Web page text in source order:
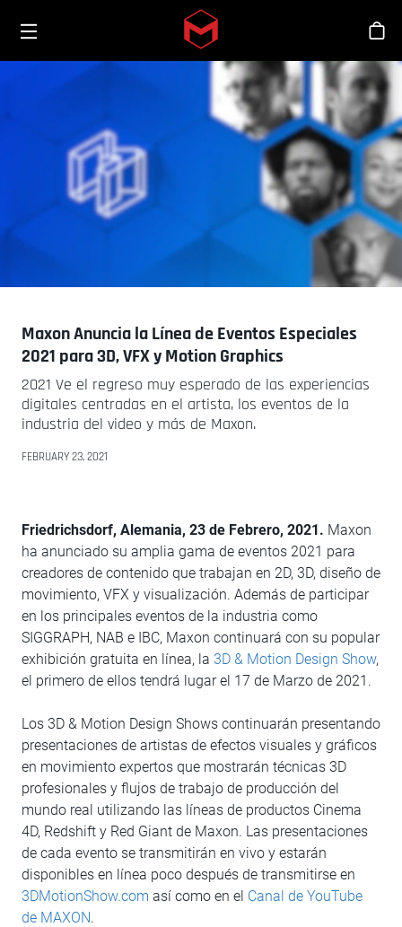
Skip to main content
Maxon Anuncia la Línea de Eventos Especiales
2021 para 3D, VFX y Motion Graphics
2021 Ve el regreso muy esperado de las experiencias
digitales centradas en el artista, los eventos de la
industria del video y más de Maxon.
FEBRUARY 23, 2021
Friedrichsdorf, Alemania, 23 de Febrero, 2021. Maxon
ha anunciado su amplia gama de eventos 2021 para
creadores de contenido que trabajan en 2D, 3D, diseño de
movimiento, VFX y visualización. Además de participar
en los principales eventos de la industria como
SIGGRAPH, NAB e IBC, Maxon continuará con su popular
exhibición gratuita en línea, la 3D & Motion Design Show,
el primero de ellos tendrá lugar el 17 de Marzo de 2021.
Los 3D & Motion Design Shows continuarán presentando
presentaciones de artistas de efectos visuales y gráficos
en movimiento expertos que mostrarán técnicas 3D
profesionales y flujos de trabajo de producción del
mundo real utilizando las líneas de productos Cinema
4D, Redshift y Red Giant de Maxon. Las presentaciones
de cada evento se transmitirán en vivo y estarán
disponibles en línea poco después de transmitirse en
3DMotionShow.com así como en el Canal de YouTube
de MAXON.